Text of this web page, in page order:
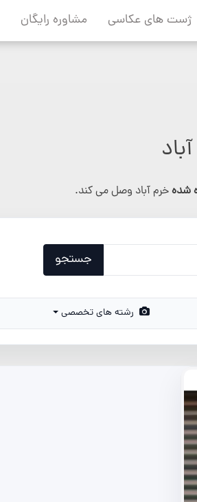
ژست های عکاسی مشاوره رایگان
شدهخرم آباد وصل می کند.
جستجو
رشته های تخصصی